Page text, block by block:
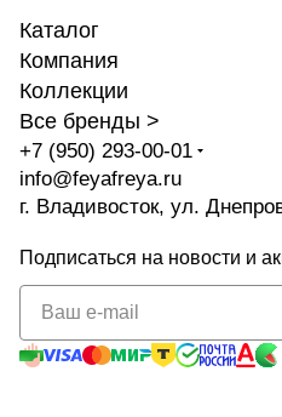
Каталог
Компания
Коллекции
Все бренды >
+7 (950) 293-00-01
info@feyafreya.ru
г. Владивосток, ул.
Подписаться на новости и